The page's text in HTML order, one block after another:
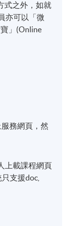
式之外，如就
亦可以「微
」(Online
務網頁，然
上載課程網頁
支援doc,